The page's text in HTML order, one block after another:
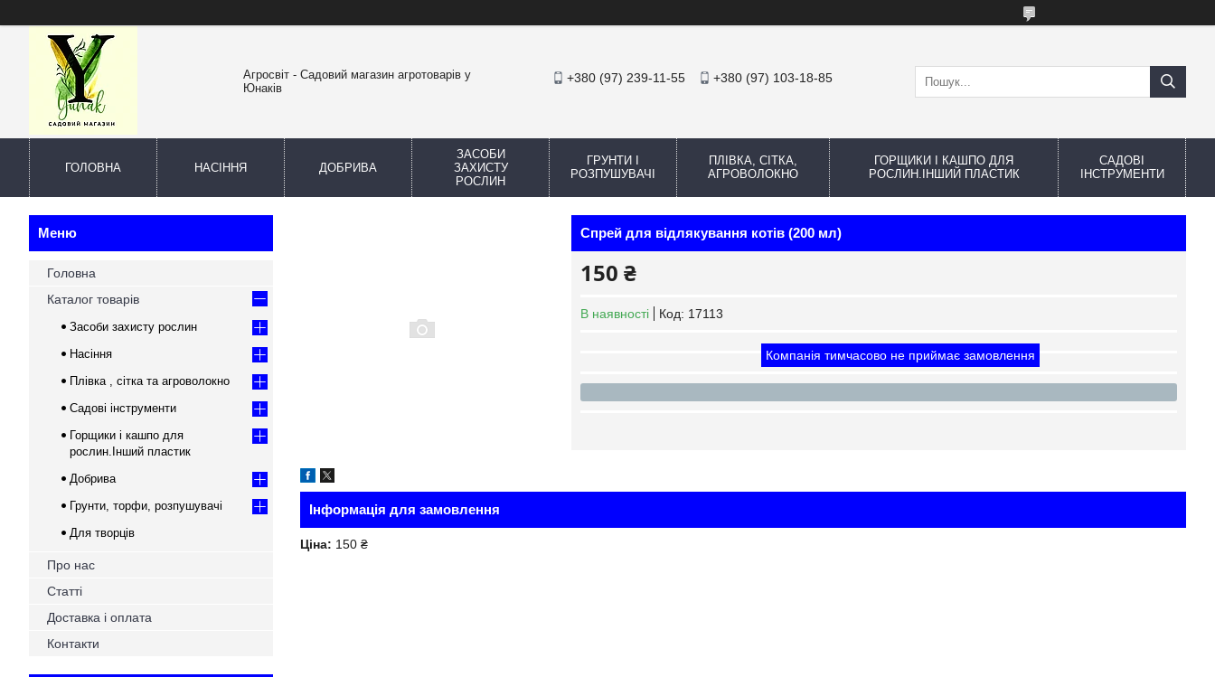
Агросвіт - Садовий магазин агротоварів у
Юнаків
+380 (97) 239-11-55 +380 (97) 103-18-85
ГОЛОВНА НАСІННЯ ДОБРИВА
ЗАСОБИ
ЗАХИСТУ
РОСЛИН
ГРУНТИ І
РОЗПУШУВАЧІ
ПЛІВКА, СІТКА,
АГРОВОЛОКНО
ГОРЩИКИ І КАШПО ДЛЯ
РОСЛИН.ІНШИЙ ПЛАСТИК
САДОВІ
ІНСТРУМЕНТИ
Спрей для відлякування котів (200 мл)
150 ₴
В наявності Код: 17113
Компанія тимчасово не приймає замовлення
Інформація для замовлення
Ціна: 150 ₴
Головна
Каталог товарів
Засоби захисту рослин
Насіння
Плівка , сітка та агроволокно
Садові інструменти
Горщики і кашпо для
рослин.Інший пластик
Добрива
Грунти, торфи, розпушувачі
Для творців
Про нас
Статті
Доставка і оплата
Контакти